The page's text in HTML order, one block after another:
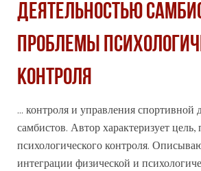
ДЕЯТЕЛЬНОСТЬЮ
ПРОБЛЕМЫ
КОНТРОЛЯ
... контроля и управления спортивной
самбистов. Автор характеризует
психологического контроля.
интеграции физической и